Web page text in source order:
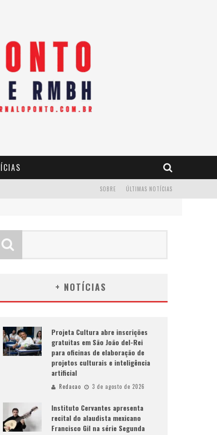
ÚLTIMAS NOTÍCIAS
SOBRE
+ NOTÍCIAS
Projeta Cultura abre inscrições
gratuitas em São João del-Rei
para oficinas de elaboração de
projetos culturais e inteligência
artificial
Redacao 3 de agosto de 2026
Instituto Cervantes apresenta
recital do alaudista mexicano
Francisco Gil na série Segunda